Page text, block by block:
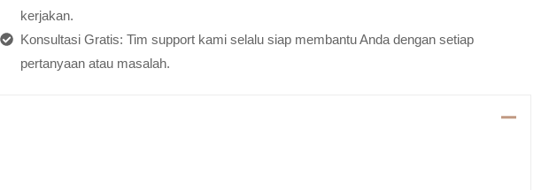
kerjakan.
Konsultasi Gratis: Tim support kami selalu siap membantu Anda dengan setiap
pertanyaan atau masalah.